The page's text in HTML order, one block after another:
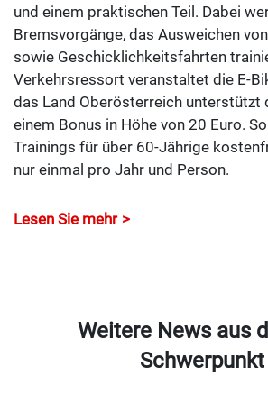
und einem praktischen Teil. Dabei
Bremsvorgänge, das Ausweichen
sowie Geschicklichkeitsfahrten
Verkehrsressort veranstaltet die E-
das Land Oberösterreich unterstützt
einem Bonus in Höhe von 20 Euro.
Trainings für über 60-Jährige
nur einmal pro Jahr und Person.
Lesen Sie mehr
Weitere News aus
Schwerpunkt